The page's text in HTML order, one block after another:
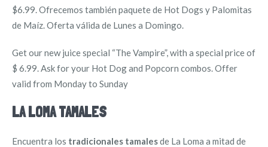
$6.99. Ofrecemos también paquete de Hot Dogs y Palomitas
de Maíz. Oferta válida de Lunes a Domingo.
Get our new juice special “The Vampire”, with a special price of
$ 6.99. Ask for your Hot Dog and Popcorn combos. Offer
valid from Monday to Sunday
LA LOMA TAMALES
Encuentra los tradicionales tamalesde La Loma a mitad de